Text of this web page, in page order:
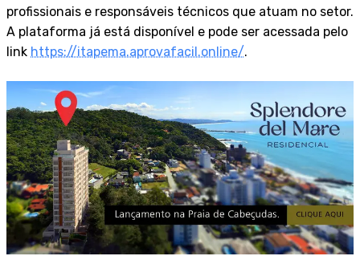
profissionais e responsáveis técnicos que atuam no setor.
A plataforma já está disponível e pode ser acessada pelo
link https://itapema.aprovafacil.online/.